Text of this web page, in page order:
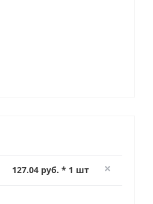
127.04 руб. * 1 шт